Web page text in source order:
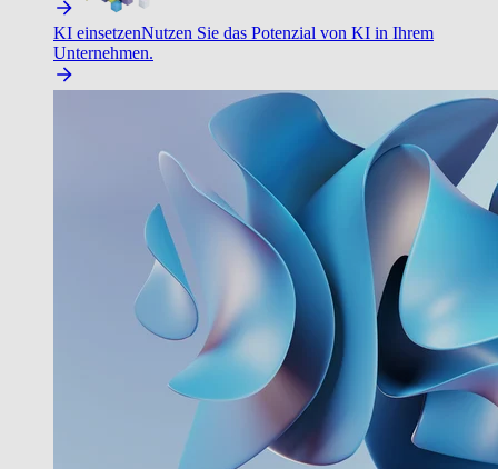
KI einsetzenNutzen Sie das Potenzial von KI in Ihrem
Unternehmen.